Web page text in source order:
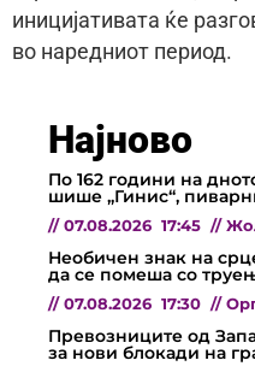
иницијативата ќе
во наредниот период.
Најново
По 162 години на
шише „Гинис“,
// 07.08.2026 17:45 //
Необичен знак на
да се помеша со
// 07.08.2026 17:30 //
Превозниците од
за нови блокади на